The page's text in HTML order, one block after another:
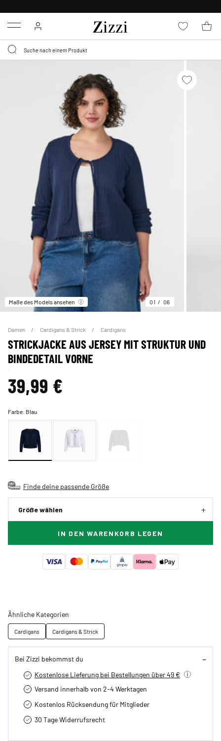
Menu
Maße des Models ansehen 01 06
Damen Cardigans & Strick Cardigans
STRICKJACKE AUS JERSEY MIT STRUKTUR UND
BINDEDETAIL VORNE
39,99 €
Farbe: Blau
Finde deine passende Größe
Größe wählen
IN DEN WARENKORB LEGEN
Ähnliche Kategorien
Cardigans Cardigans & Strick
Bei Zizzi bekommst du
Kostenlose Lieferung bei Bestellungen über 49 €
Versand innerhalb von 2-4 Werktagen
Kostenlos Rücksendung für Mitglieder
30 Tage Widerrufsrecht